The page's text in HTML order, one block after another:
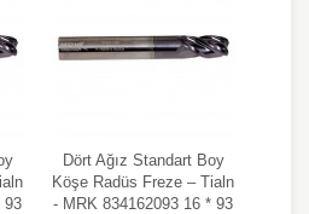
93
Dört Ağız Standart Boy
Köşe Radüs Freze – Tialn
- MRK 834162093 16 * 93